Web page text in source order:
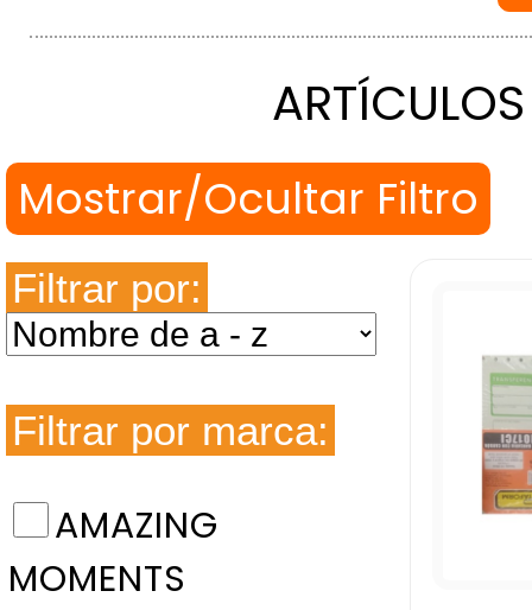
Filtrar por:
Filtrar por marca:
AMAZING
MOMENTS